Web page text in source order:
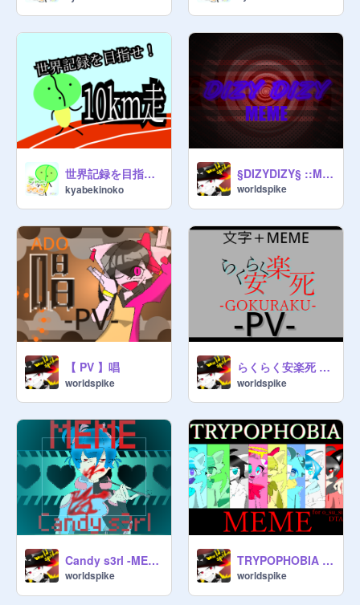
世界記録を目指せ！10km走
kyabekinoko
§DIZYDIZY§ ::MEME::
worldspike
【 PV 】唱
worldspike
らくらく安楽死 - GOKURAKU - 【 PV 】
worldspike
Candy s3rl -MEME-
worldspike
TRYPOPHOBIA -MEME- [DTA]
worldspike